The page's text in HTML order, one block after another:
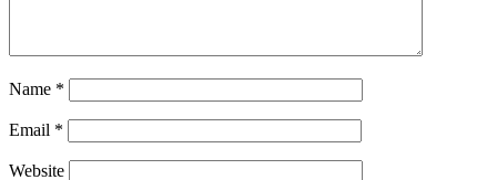
Name *
Email *
Website